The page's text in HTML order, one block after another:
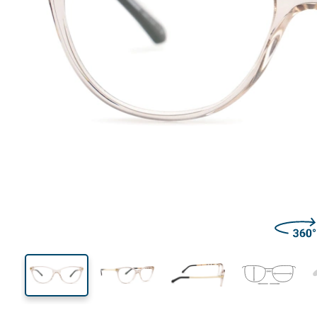
Brillenbreite
40 mm
Glashöhe
52 mm
Glasbreite
Glasbreite